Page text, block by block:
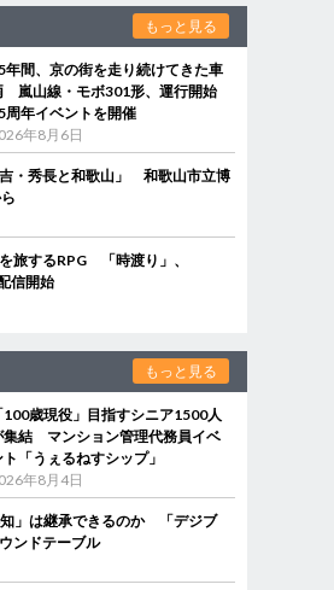
もっと見る
年間、京の街を走り続けてきた車
嵐山線・モボ301形、運行開始
周年イベントを開催
年8月6日
・秀長と和歌山」 和歌山市立博
旅するRPG 「時渡り」、
信開始
もっと見る
100歳現役」目指すシニア1500人
集結 マンション管理代務員イベ
ト「うぇるねすシップ」
年8月4日
」は継承できるのか 「デジブ
ンドテーブル